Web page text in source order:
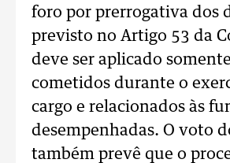
foro por prerrogativa dos
previsto no Artigo 53 da
deve ser aplicado
cometidos durante o
cargo e relacionados às
desempenhadas. O voto
também prevê que o